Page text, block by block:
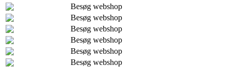
Besøg webshop
Besøg webshop
Besøg webshop
Besøg webshop
Besøg webshop
Besøg webshop